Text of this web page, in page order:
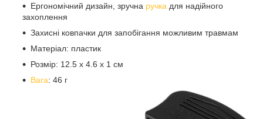
Ергономічний дизайн, зручна ручка для надійного
захоплення
Захисні ковпачки для запобігання можливим травмам
Матеріал: пластик
Розмір: 12.5 х 4.6 х 1 см
Вага: 46 г